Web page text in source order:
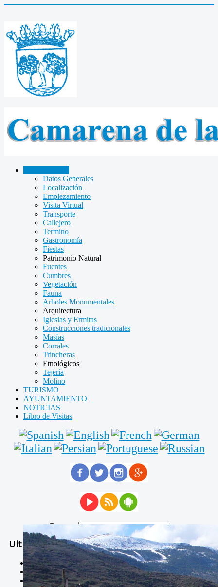
Datos Generales
Localización
Emplezamiento
Visita Virtual
Transporte
Callejero
Termino
Gastronomía
Fiestas
Patrimonio Natural
Fuentes
Cumbres
Vegetación
Fauna
Arboles Monumentales
Arquitectura
Iglesias y Ermitas
Construcciones tradicionales
Masías
Corrales
Trincheras
Etnológicos
Tejería
Molino
TURISMO
AYUNTAMIENTO
NOTICIAS
Libro de Visitas
Buscar...
Ultimas Noticias
Solidaria carrera - 7 TÉRMINOS XTREM
Temporal de Febrero
Nevada Enero 2018